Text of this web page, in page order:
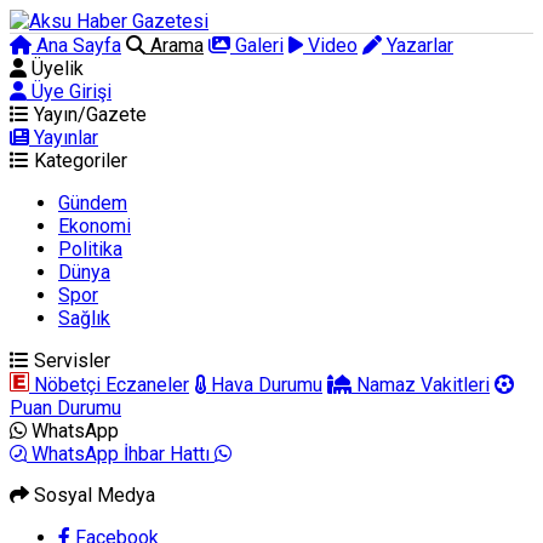
Ana Sayfa Arama Galeri Video
Yazarlar
Üyelik
Üye Girişi
Yayın/Gazete
Yayınlar
Kategoriler
Gündem
Ekonomi
Politika
Dünya
Spor
Sağlık
Servisler
Nöbetçi Eczaneler
Hava Durumu
Namaz Vakitleri
Puan Durumu
WhatsApp
WhatsApp İhbar Hattı
Sosyal Medya
Facebook